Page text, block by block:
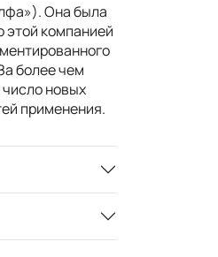
Она была
этой компанией
более чем
новых
применения.